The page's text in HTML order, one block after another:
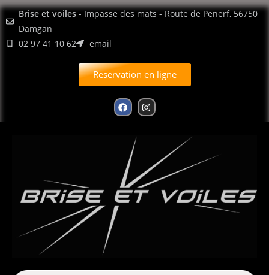
principal
Brise et voiles - Impasse des mats - Route de Penerf, 56750
Damgan
02 97 41 10 62
email
Reservation en ligne